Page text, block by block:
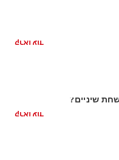
קראו עוד
שיניים?
קראו עוד